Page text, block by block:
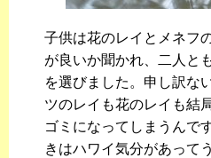
子供は花のレイとメネフ
が良いか聞かれ、二人と
を選びました。申し訳な
ツのレイも花のレイも結
ゴミになってしまうんで
きはハワイ気分があって